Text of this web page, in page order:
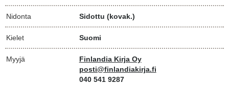
Nidonta Sidottu (kovak.)
Kielet Suomi
Myyjä
Finlandia Kirja Oy
posti@finlandiakirja.fi
040 541 9287